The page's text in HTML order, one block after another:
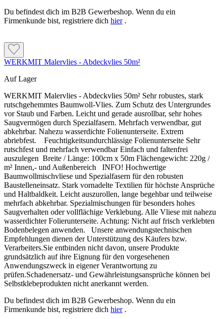
Du befindest dich im B2B Gewerbeshop. Wenn du ein
Firmenkunde bist, registriere dich hier.
WERKMIT Malervlies - Abdeckvlies 50m²
Auf Lager
WERKMIT Malervlies - Abdeckvlies 50m² Sehr robustes, stark
rutschgehemmtes Baumwoll-Vlies. Zum Schutz des Untergrundes
vor Staub und Farben. Leicht und gerade ausrollbar, sehr hohes
Saugvermögen durch Spezialfasern. Mehrfach verwendbar, gut
abkehrbar. Nahezu wasserdichte Folienunterseite. Extrem
abriebfest. Feuchtigkeitsundurchlässige Folienunterseite Sehr
rutschfest und mehrfach verwendbar Einfach und faltenfrei
auszulegen Breite / Länge: 100cm x 50m Flächengewicht: 220g /
m² Innen,- und Außenbereich INFO! Hochwertige
Baumwollmischvliese und Spezialfasern für den robusten
Baustelleneinsatz. Stark vornadelte Textilien für höchste Ansprüche
und Haltbaldkeit. Leicht auszurollen, lange begehbar und teilweise
mehrfach abkehrbar. Spezialmischungen für besonders hohes
Saugverhalten oder vollflächige Verklebung. Alle Vliese mit nahezu
wasserdichter Folierunterseite. Achtung: Nicht auf frisch verklebten
Bodenbelegen anwenden. Unsere anwendungstechnischen
Empfehlungen dienen der Unterstützung des Käufers bzw.
Verarbeiters.Sie entbinden nicht davon, unsere Produkte
grundsätzlich auf ihre Eignung für den vorgesehenen
Anwendungszweck in eigener Verantwortung zu
prüfen.Schadenersatz- und Gewährleistungsansprüche können bei
Selbstklebeprodukten nicht anerkannt werden.
Du befindest dich im B2B Gewerbeshop. Wenn du ein
Firmenkunde bist, registriere dich hier.